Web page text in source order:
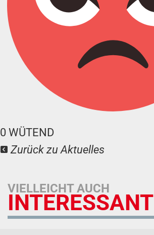
0 WÜTEND
Zurück zu Aktuelles
VIELLEICHT AUCH
INTERESSANT